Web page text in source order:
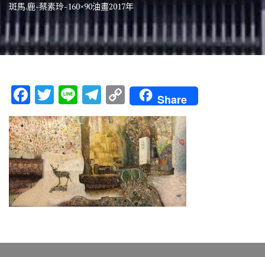
斑馬.鹿-蔡素玲-160×90油畫2017年
F
ac
e
b
o
o
k
T
w
it
te
r
Li
n
e
T
el
e
gr
a
m
C
o
p
y
Li
n
k
Share